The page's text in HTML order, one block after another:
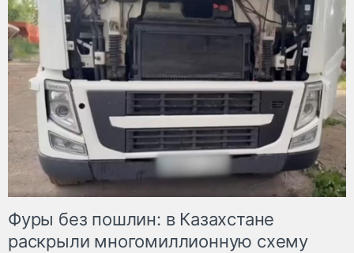
Фуры без пошлин: в Казахстане
раскрыли многомиллионную схему